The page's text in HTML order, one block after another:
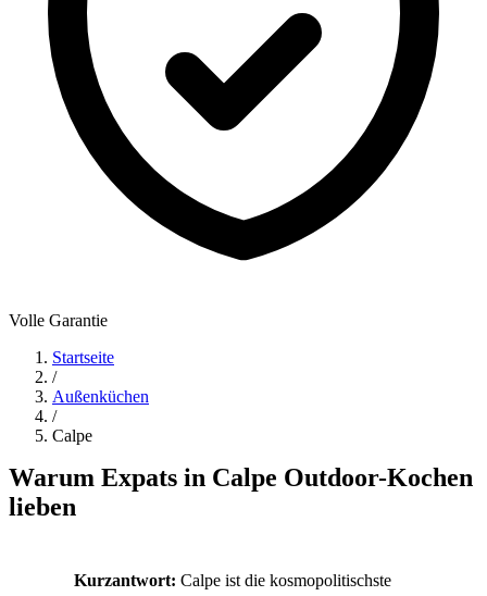
Volle Garantie
Startseite
/
Außenküchen
/
Calpe
Warum Expats in Calpe Outdoor-Kochen
lieben
Kurzantwort: Calpe ist die kosmopolitischste